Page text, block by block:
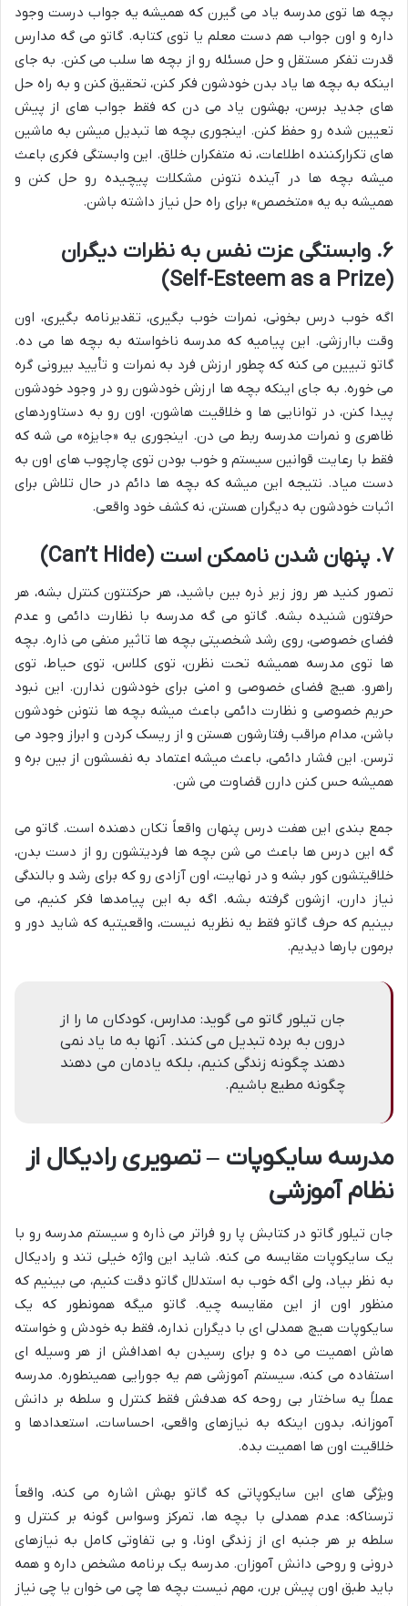
بچه ها توی مدرسه یاد می گیرن که همیشه یه جواب درست وجود
داره و اون جواب هم دست معلم یا توی کتابه. گاتو می گه مدارس
قدرت تفکر مستقل و حل مسئله رو از بچه ها سلب می کنن. به جای
اینکه به بچه ها یاد بدن خودشون فکر کنن، تحقیق کنن و به راه حل
های جدید برسن، بهشون یاد می دن که فقط جواب های از پیش
تعیین شده رو حفظ کنن. اینجوری بچه ها تبدیل میشن به ماشین
های تکرارکننده اطلاعات، نه متفکران خلاق. این وابستگی فکری باعث
میشه بچه ها در آینده نتونن مشکلات پیچیده رو حل کنن و
همیشه به یه «متخصص» برای راه حل نیاز داشته باشن.
۶. وابستگی عزت نفس به نظرات دیگران
(Self-Esteem as a Prize)
اگه خوب درس بخونی، نمرات خوب بگیری، تقدیرنامه بگیری، اون
وقت باارزشی. این پیامیه که مدرسه ناخواسته به بچه ها می ده.
گاتو تبیین می کنه که چطور ارزش فرد به نمرات و تأیید بیرونی گره
می خوره. به جای اینکه بچه ها ارزش خودشون رو در وجود خودشون
پیدا کنن، در توانایی ها و خلاقیت هاشون، اون رو به دستاوردهای
ظاهری و نمرات مدرسه ربط می دن. اینجوری یه «جایزه» می شه که
فقط با رعایت قوانین سیستم و خوب بودن توی چارچوب های اون به
دست میاد. نتیجه این میشه که بچه ها دائم در حال تلاش برای
اثبات خودشون به دیگران هستن، نه کشف خود واقعی.
۷. پنهان شدن ناممکن است (Can’t Hide)
تصور کنید هر روز زیر ذره بین باشید، هر حرکتتون کنترل بشه، هر
حرفتون شنیده بشه. گاتو می گه مدرسه با نظارت دائمی و عدم
فضای خصوصی، روی رشد شخصیتی بچه ها تاثیر منفی می ذاره. بچه
ها توی مدرسه همیشه تحت نظرن، توی کلاس، توی حیاط، توی
راهرو. هیچ فضای خصوصی و امنی برای خودشون ندارن. این نبود
حریم خصوصی و نظارت دائمی باعث میشه بچه ها نتونن خودشون
باشن، مدام مراقب رفتارشون هستن و از ریسک کردن و ابراز وجود می
ترسن. این فشار دائمی، باعث میشه اعتماد به نفسشون از بین بره و
همیشه حس کنن دارن قضاوت می شن.
جمع بندی این هفت درس پنهان واقعاً تکان دهنده است. گاتو می
گه این درس ها باعث می شن بچه ها فردیتشون رو از دست بدن،
خلاقیتشون کور بشه و در نهایت، اون آزادی رو که برای رشد و بالندگی
نیاز دارن، ازشون گرفته بشه. اگه به این پیامدها فکر کنیم، می
بینیم که حرف گاتو فقط یه نظریه نیست، واقعیتیه که شاید دور و
برمون بارها دیدیم.
جان تیلور گاتو می گوید: مدارس، کودکان ما را از
درون به برده تبدیل می کنند. آنها به ما یاد نمی
دهند چگونه زندگی کنیم، بلکه یادمان می دهند
چگونه مطیع باشیم.
مدرسه سایکوپات – تصویری رادیکال از
نظام آموزشی
جان تیلور گاتو در کتابش پا رو فراتر می ذاره و سیستم مدرسه رو با
یک سایکوپات مقایسه می کنه. شاید این واژه خیلی تند و رادیکال
به نظر بیاد، ولی اگه خوب به استدلال گاتو دقت کنیم، می بینیم که
منظور اون از این مقایسه چیه. گاتو میگه همونطور که یک
سایکوپات هیچ همدلی ای با دیگران نداره، فقط به خودش و خواسته
هاش اهمیت می ده و برای رسیدن به اهدافش از هر وسیله ای
استفاده می کنه، سیستم آموزشی هم یه جورایی همینطوره. مدرسه
عملاً یه ساختار بی روحه که هدفش فقط کنترل و سلطه بر دانش
آموزانه، بدون اینکه به نیازهای واقعی، احساسات، استعدادها و
خلاقیت اون ها اهمیت بده.
ویژگی های این سایکوپاتی که گاتو بهش اشاره می کنه، واقعاً
ترسناکه: عدم همدلی با بچه ها، تمرکز وسواس گونه بر کنترل و
سلطه بر هر جنبه ای از زندگی اونا، و بی تفاوتی کامل به نیازهای
درونی و روحی دانش آموزان. مدرسه یک برنامه مشخص داره و همه
باید طبق اون پیش برن، مهم نیست بچه ها چی می خوان یا چی نیاز